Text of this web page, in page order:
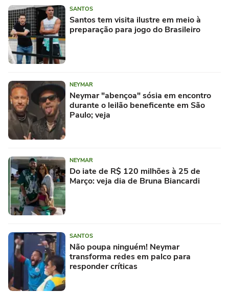
SANTOS
Santos tem visita ilustre em meio à
preparação para jogo do Brasileiro
NEYMAR
Neymar "abençoa" sósia em encontro
durante o leilão beneficente em São
Paulo; veja
NEYMAR
Do iate de R$ 120 milhões à 25 de
Março: veja dia de Bruna Biancardi
SANTOS
Não poupa ninguém! Neymar
transforma redes em palco para
responder críticas